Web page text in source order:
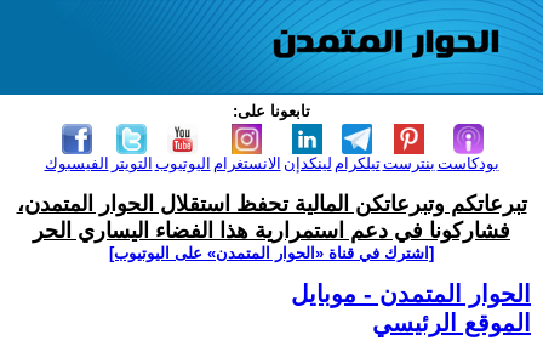
تابعونا على:
الفيسبوك التويتر اليوتيوب الانستغرام لينكدإن تيلكرامبنترست بودكاست
تبرعاتكم وتبرعاتكن المالية تحفظ استقلال الحوار المتمدن،
فشاركونا في دعم استمرارية هذا الفضاء اليساري الحر
[اشترك في قناة ‫«الحوار المتمدن» على اليوتيوب]
الحوار المتمدن - موبايل
الموقع الرئيسي